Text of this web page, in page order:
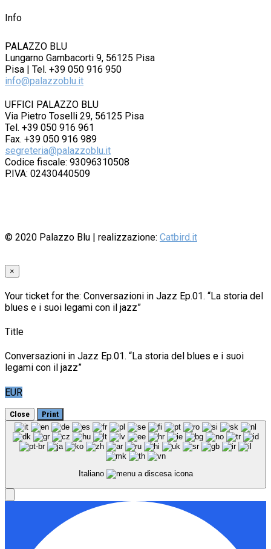
Info
PALAZZO BLU
Lungarno Gambacorti 9, 56125 Pisa
Pisa | Tel. +39 050 916 950
info@palazzoblu.it
UFFICI PALAZZO BLU
Via Pietro Toselli 29, 56125 Pisa
Tel. +39 050 916 961
Fax. +39 050 916 989
segreteria@palazzoblu.it
Codice fiscale: 93096310508
P.IVA: 02430440509
© 2020 Palazzo Blu | realizzazione: Catbird.it
×
Your ticket for the: Conversazioni in Jazz Ep.01. “La storia del
blues e i suoi legami con il jazz”
Title
Conversazioni in Jazz Ep.01. “La storia del blues e i suoi
legami con il jazz”
EUR
Close Print
Italiano